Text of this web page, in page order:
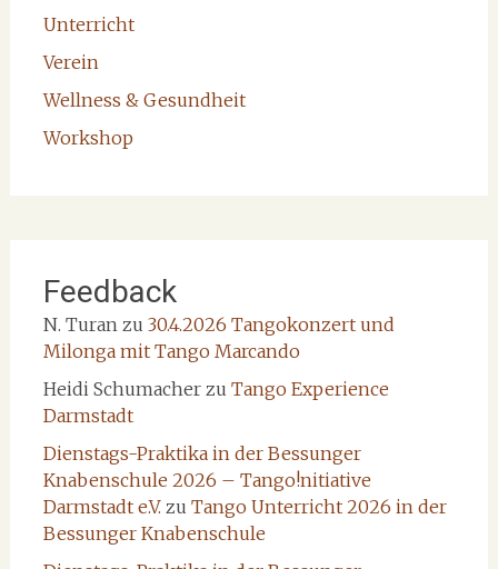
Unterricht
Verein
Wellness & Gesundheit
Workshop
Feedback
N. Turanzu 30.4.2026 Tangokonzert und
Milonga mit Tango Marcando
Heidi Schumacherzu Tango Experience
Darmstadt
Dienstags-Praktika in der Bessunger
Knabenschule 2026 – Tango!nitiative
Darmstadt e.V.zu Tango Unterricht 2026 in der
Bessunger Knabenschule